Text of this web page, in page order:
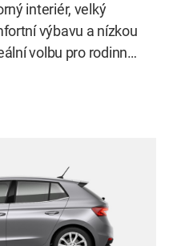
interiér, velký
výbavu a nízkou
volbu pro rodinné
pokročilými